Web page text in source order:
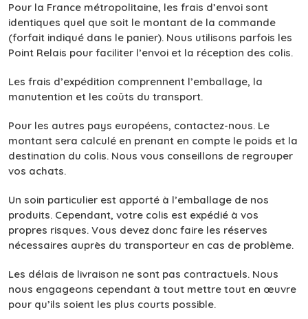
Pour la France métropolitaine, les frais d’envoi sont
identiques quel que soit le montant de la commande
(forfait indiqué dans le panier). Nous utilisons parfois les
Point Relais pour faciliter l’envoi et la réception des colis.
Les frais d’expédition comprennent l’emballage, la
manutention et les coûts du transport.
Pour les autres pays européens, contactez-nous. Le
montant sera calculé en prenant en compte le poids et la
destination du colis. Nous vous conseillons de regrouper
vos achats.
Un soin particulier est apporté à l’emballage de nos
produits. Cependant, votre colis est expédié à vos
propres risques. Vous devez donc faire les réserves
nécessaires auprès du transporteur en cas de problème.
Les délais de livraison ne sont pas contractuels. Nous
nous engageons cependant à tout mettre tout en œuvre
pour qu’ils soient les plus courts possible.